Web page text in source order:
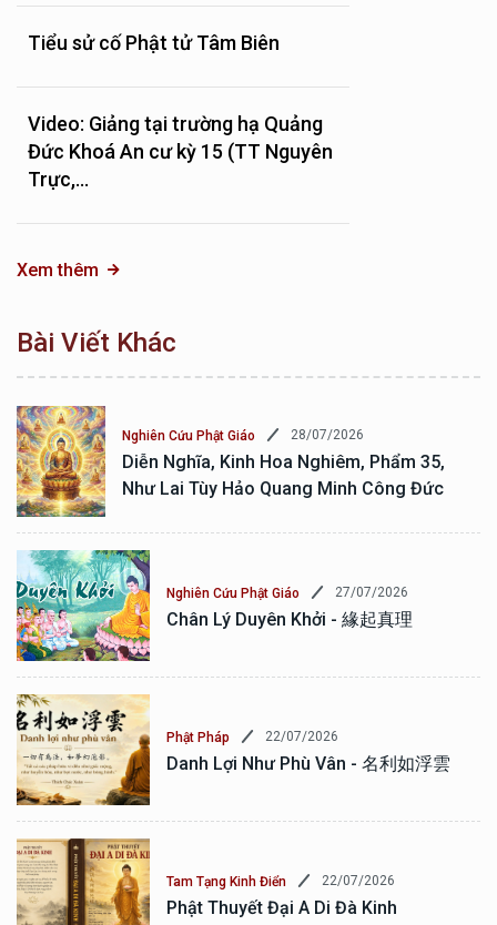
Tiểu sử cố Phật tử Tâm Biên
Video: Giảng tại trường hạ Quảng
Đức Khoá An cư kỳ 15 (TT Nguyên
Trực,...
Xem thêm
Bài Viết Khác
Nghiên Cứu Phật Giáo 28/07/2026
Diễn Nghĩa, Kinh Hoa Nghiêm, Phẩm 35,
Như Lai Tùy Hảo Quang Minh Công Đức
Nghiên Cứu Phật Giáo 27/07/2026
Chân Lý Duyên Khởi - 緣起真理
Phật Pháp 22/07/2026
Danh Lợi Như Phù Vân - 名利如浮雲
Tam Tạng Kinh Điển 22/07/2026
Phật Thuyết Đại A Di Đà Kinh